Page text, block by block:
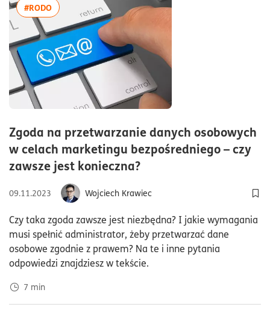
Zgoda na przetwarzanie danych osobowych
w celach marketingu bezpośredniego – czy
zawsze jest konieczna?czas czytania7minuty
09.11.2023
Wojciech Krawiec
Czy taka zgoda zawsze jest niezbędna? I jakie wymagania
musi spełnić administrator, żeby przetwarzać dane
osobowe zgodnie z prawem? Na te i inne pytania
odpowiedzi znajdziesz w tekście.
7 min
#RODOwięcej artykułów z tagiem:#RODO